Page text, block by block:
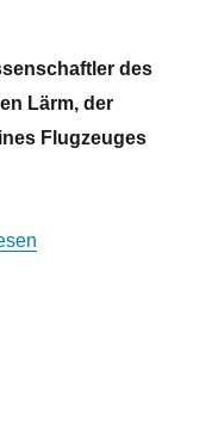
des
Lärm, der
Flugzeuges
Fliegen – DLR-Forscher